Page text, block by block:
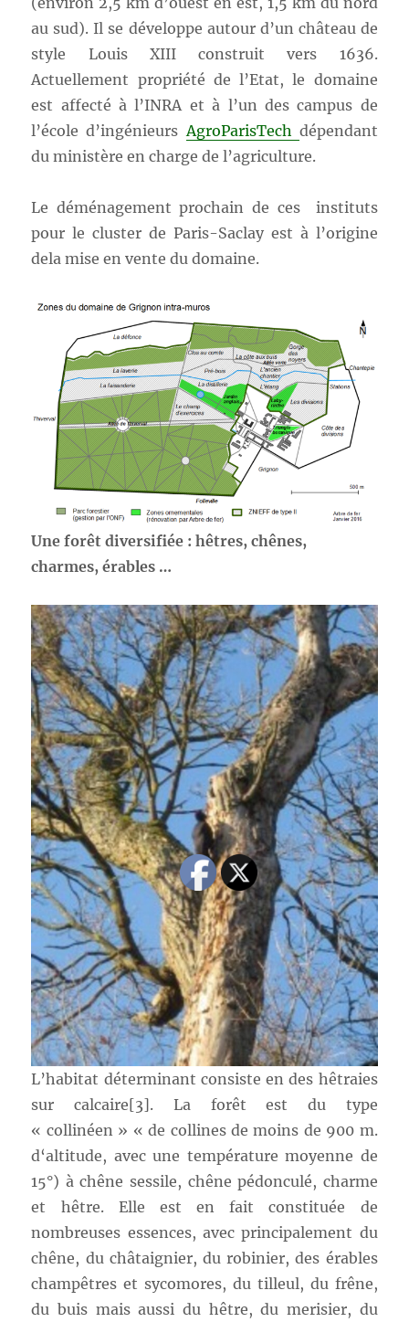
au sud). Il se développe autour d’un château de
style Louis XIII construit vers 1636.
Actuellement propriété de l’Etat, le domaine
est affecté à l’INRA et à l’un des campus de
l’école d’ingénieursAgroParisTech dépendant
du ministère en charge de l’agriculture.
Le déménagement prochain de ces instituts
pour le cluster de Paris-Saclay est à l’origine
dela mise en vente du domaine.
Une forêt diversifiée : hêtres, chênes,
charmes, érables …
L’habitat déterminant consiste en des hêtraies
sur calcaire[3]. La forêt est du type
« collinéen » « de collines de moins de 900 m.
d‘altitude, avec une température moyenne de
15°) à chêne sessile, chêne pédonculé, charme
et hêtre. Elle est en fait constituée de
nombreuses essences, avec principalement du
chêne, du châtaignier, du robinier, des érables
champêtres et sycomores, du tilleul, du frêne,
du buis mais aussi du hêtre, du merisier, du